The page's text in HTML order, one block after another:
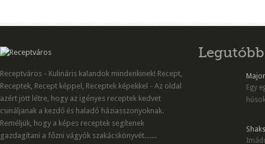
Receptváros - Kulináris kalandok mindenkinek! Recept,
Receptek, Recept képpel, Receptek képekkel - Az oldal
azért jött létre, hogy az igényes receptek kedvet
csináljanak a kezdő és haladó háziasszonyoknak.
Reméljük, hogy a képes receptek segítenek
gazdagítani a főzni vágyók szakácskönyvét.......
Egy